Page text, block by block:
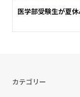
医学部受験生が夏
カテゴリー